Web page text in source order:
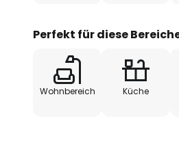
Perfekt für diese
Wohnbereich Küche